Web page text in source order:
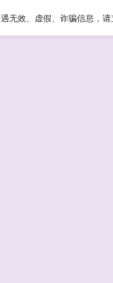
无效、虚假、诈骗信息，